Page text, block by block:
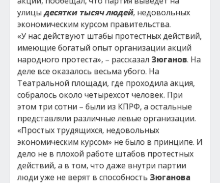
улицыдесятки тысяч людей, недовольных
экономическим курсом правительства.
«У нас действуют штабы протестных действий,
имеющие богатый опыт организации акций
народного протеста», – рассказал Зюганов. На
деле все оказалось весьма убого. На
Театральной площади, где проходила акция,
собралось около четырехсот человек. При
этом три сотни – были из КПРФ, а остальные
представляли различные левые организации.
«Простых трудящихся, недовольных
экономическим курсом» не было в принципе. И
дело не в плохой работе штабов протестных
действий, а в том, что даже внутри партии
люди уже не верят в способность Зюганова